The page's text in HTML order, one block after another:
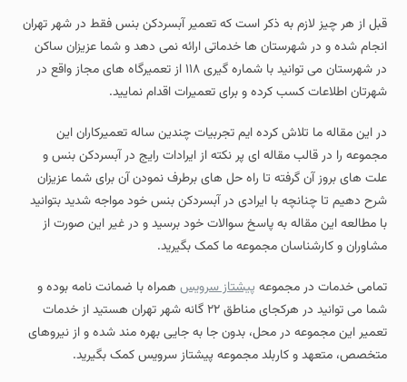
قبل از هر چیز لازم به ذکر است که تعمیر آبسردکن بنس فقط در شهر تهران
انجام شده و در شهرستان ها خدماتی ارائه نمی دهد و شما عزیزان ساکن
در شهرستان می توانید با شماره گیری ۱۱۸ از تعمیرگاه های مجاز واقع در
شهرتان اطلاعات کسب کرده و برای تعمیرات اقدام نمایید.
در این مقاله ما تلاش کرده ایم تجربیات چندین ساله تعمیرکاران این
مجموعه را در قالب مقاله ای پر نکته از ایرادات رایج در آبسردکن بنس و
علت های بروز آن گرفته تا راه حل های برطرف نمودن آن برای شما عزیزان
شرح دهیم تا چنانچه با ایرادی در آبسردکن بنس خود مواجه شدید بتوانید
با مطالعه این مقاله به پاسخ سوالات خود برسید و در غیر این صورت از
مشاوران و کارشناسان مجموعه ما کمک بگیرید.
تمامی خدمات در مجموعه پیشتاز سرویس همراه با ضمانت نامه بوده و
شما می توانید در هرکجای مناطق ۲۲ گانه شهر تهران هستید از خدمات
تعمیر این مجموعه در محل، بدون جا به جایی بهره مند شده و از نیروهای
متخصص، متعهد و کاربلد مجموعه پیشتاز سرویس کمک بگیرید.